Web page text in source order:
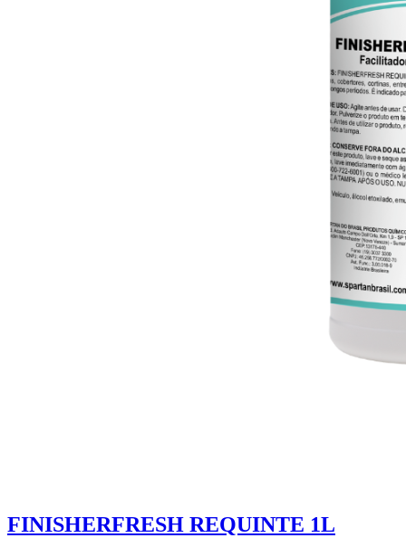
FINISHERFRESH REQUINTE 1L